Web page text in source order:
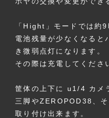
「Hight」モードでは約9
電池残量が少なくなると
き微弱点灯になります。
その際は充電してくださ
筐体の上下に u1/4 カメ
三脚やZEROPOD38、
取り付け出来ます。